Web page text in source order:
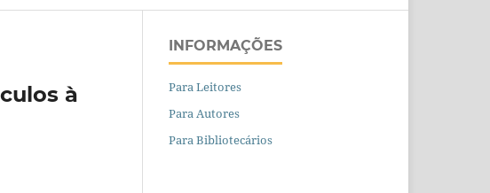
à
INFORMAÇÕES
Para Leitores
Para Autores
Para Bibliotecários